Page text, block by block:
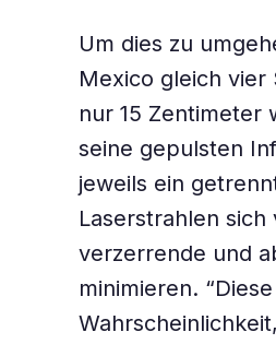
Um dies zu
Mexico gleich vier
nur 15 Zentimeter
seine gepulsten
jeweils ein
Laserstrahlen
verzerrende und
minimieren.